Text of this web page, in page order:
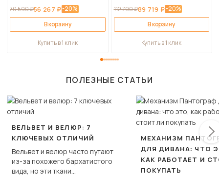
70 590 ₽56 267 ₽-20%
В корзину
Купить в 1 клик
112 790 ₽89 719 ₽-20%
В корзину
Купить в 1 клик
ПОЛЕЗНЫЕ СТАТЬИ
ВЕЛЬВЕТ И ВЕЛЮР: 7
КЛЮЧЕВЫХ ОТЛИЧИЙ
Вельвет и велюр часто путают
из-за похожего бархатистого
вида, но эти ткани
МЕХАНИЗМ
ДЛЯ ДИВАНА: ЧТО
КАК РАБОТАЕТ И
ПОКУПАТЬ